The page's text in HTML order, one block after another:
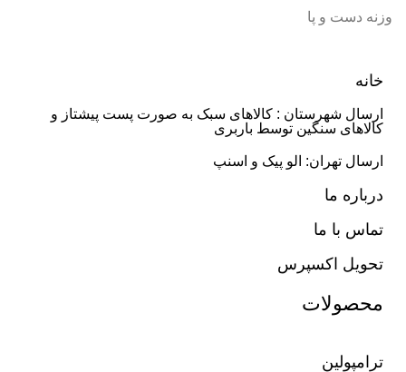
وزنه دست و پا
خانه
ارسال شهرستان : کالاهای سبک به صورت پست پیشتاز و
کالاهای سنگین توسط باربری
ارسال تهران: الو پیک و اسنپ
درباره ما
تماس با ما
تحویل اکسپرس
محصولات
ترامپولین